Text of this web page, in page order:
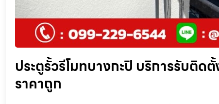
ประตูรั้วรีโมทบางกะปิ บริการรับติด
ราคาถูก